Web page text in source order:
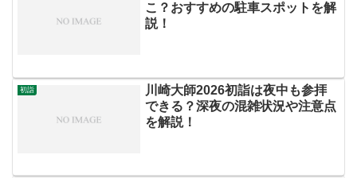
こ？おすすめの駐車スポットを解
説！
初詣
川崎大師2026初詣は夜中も参拝
できる？深夜の混雑状況や注意点
を解説！